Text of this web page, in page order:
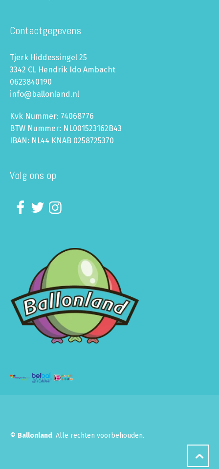
Contactgegevens
Tjerk Hiddessingel 25
3342 CL Hendrik Ido Ambacht
0623840190
info@ballonland.nl
Kvk Nummer: 74068776
BTW Nummer: NL001523162B43
IBAN: NL44 KNAB 0258725370
Volg ons op
© Ballonland . Alle rechten voorbehouden.